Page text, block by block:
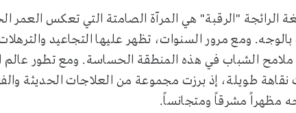
الرائجة "الرقبة" هي المرآة الصامتة التي تعكس العمر
بالوجه. ومع مرور السنوات، تظهر عليها التجاعيد
ملامح الشباب في هذه المنطقة الحساسة. ومع تطور
طويلة، إذ برزت مجموعة من العلاجات الحديثة
مظهراً مشرقاً ومتجانساً.